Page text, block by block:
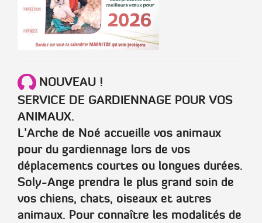
NOUVEAU !
SERVICE DE GARDIENNAGE POUR VOS
ANIMAUX.
L’Arche de Noé accueille vos animaux
pour du gardiennage lors de vos
déplacements courtes ou longues durées.
Soly-Ange prendra le plus grand soin de
vos chiens, chats, oiseaux et autres
animaux. Pour connaître les modalités de